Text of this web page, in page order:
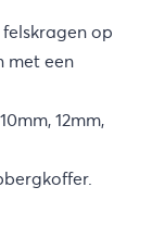
op
met een
12mm,